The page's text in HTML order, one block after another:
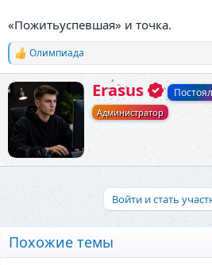
«Пожитьуспевшая» и точка.
Р
е
а
ц
и
и
Олимпиада
А
в
т
Erasus
Администратор
Войти и стать
Похожие темы